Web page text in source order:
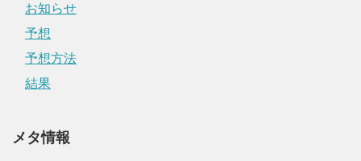
お知らせ
予想
予想方法
結果
メタ情報